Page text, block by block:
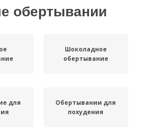
обертывании
Шоколадное
обертывание
для
Обертывании для
похудения